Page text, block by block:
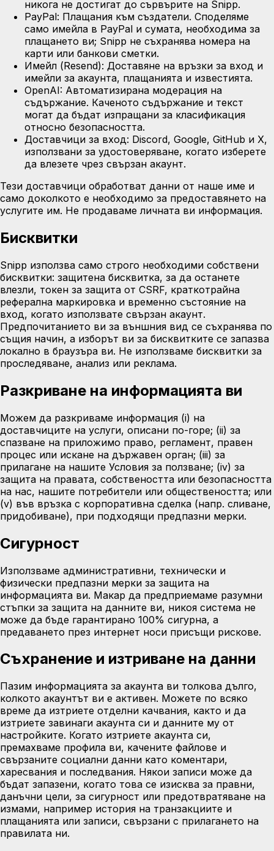
никога не достигат до сървърите на Snipp.
PayPal: Плащания към създатели. Споделяме
само имейла в PayPal и сумата, необходима за
плащането ви; Snipp не съхранява номера на
карти или банкови сметки.
Имейл (Resend): Доставяне на връзки за вход и
имейли за акаунта, плащанията и известията.
OpenAI: Автоматизирана модерация на
съдържание. Каченото съдържание и текст
могат да бъдат изпращани за класификация
относно безопасността.
Доставчици за вход: Discord, Google, GitHub и X,
използвани за удостоверяване, когато изберете
да влезете чрез свързан акаунт.
Тези доставчици обработват данни от наше име и
само доколкото е необходимо за предоставянето на
услугите им. Не продаваме личната ви информация.
Бисквитки
Snipp използва само строго необходими собствени
бисквитки: защитена бисквитка, за да останете
влезли, токен за защита от CSRF, краткотрайна
реферална маркировка и временно състояние на
вход, когато използвате свързан акаунт.
Предпочитанието ви за външния вид се съхранява по
същия начин, а изборът ви за бисквитките се запазва
локално в браузъра ви. Не използваме бисквитки за
проследяване, анализ или реклама.
Разкриване на информацията ви
Можем да разкриваме информация (i) на
доставчиците на услуги, описани по-горе; (ii) за
спазване на приложимо право, регламент, правен
процес или искане на държавен орган; (iii) за
прилагане на нашите Условия за ползване; (iv) за
защита на правата, собствеността или безопасността
на нас, нашите потребители или обществеността; или
(v) във връзка с корпоративна сделка (напр. сливане,
придобиване), при подходящи предпазни мерки.
Сигурност
Използваме административни, технически и
физически предпазни мерки за защита на
информацията ви. Макар да предприемаме разумни
стъпки за защита на данните ви, никоя система не
може да бъде гарантирано 100% сигурна, а
предаването през интернет носи присъщи рискове.
Съхранение и изтриване на данни
Пазим информацията за акаунта ви толкова дълго,
колкото акаунтът ви е активен. Можете по всяко
време да изтриете отделни качвания, както и да
изтриете завинаги акаунта си и данните му от
настройките. Когато изтриете акаунта си,
премахваме профила ви, качените файлове и
свързаните социални данни като коментари,
харесвания и последвания. Някои записи може да
бъдат запазени, когато това се изисква за правни,
данъчни цели, за сигурност или предотвратяване на
измами, например история на транзакциите и
плащанията или записи, свързани с прилагането на
правилата ни.